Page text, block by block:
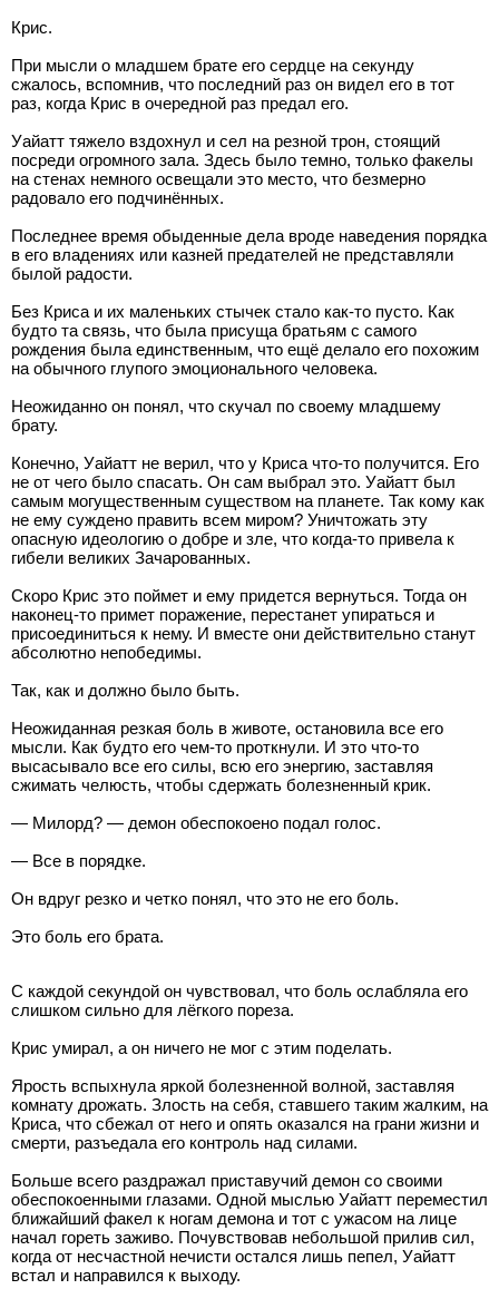
Крис.
При мысли о младшем брате его сердце на секунду
сжалось, вспомнив, что последний раз он видел его в тот
раз, когда Крис в очередной раз предал его.
Уайатт тяжело вздохнул и сел на резной трон, стоящий
посреди огромного зала. Здесь было темно, только факелы
на стенах немного освещали это место, что безмерно
радовало его подчинённых.
Последнее время обыденные дела вроде наведения порядка
в его владениях или казней предателей не представляли
былой радости.
Без Криса и их маленьких стычек стало как-то пусто. Как
будто та связь, что была присуща братьям с самого
рождения была единственным, что ещё делало его похожим
на обычного глупого эмоционального человека.
Неожиданно он понял, что скучал по своему младшему
брату.
Конечно, Уайатт не верил, что у Криса что-то получится. Его
не от чего было спасать. Он сам выбрал это. Уайатт был
самым могущественным существом на планете. Так кому как
не ему суждено править всем миром? Уничтожать эту
опасную идеологию о добре и зле, что когда-то привела к
гибели великих Зачарованных.
Скоро Крис это поймет и ему придется вернуться. Тогда он
наконец-то примет поражение, перестанет упираться и
присоединиться к нему. И вместе они действительно станут
абсолютно непобедимы.
Так, как и должно было быть.
Неожиданная резкая боль в животе, остановила все его
мысли. Как будто его чем-то проткнули. И это что-то
высасывало все его силы, всю его энергию, заставляя
сжимать челюсть, чтобы сдержать болезненный крик.
— Милорд? — демон обеспокоено подал голос.
— Все в порядке.
Он вдруг резко и четко понял, что это не его боль.
Это боль его брата.
С каждой секундой он чувствовал, что боль ослабляла его
слишком сильно для лёгкого пореза.
Крис умирал, а он ничего не мог с этим поделать.
Ярость вспыхнула яркой болезненной волной, заставляя
комнату дрожать. Злость на себя, ставшего таким жалким, на
Криса, что сбежал от него и опять оказался на грани жизни и
смерти, разъедала его контроль над силами.
Больше всего раздражал приставучий демон со своими
обеспокоенными глазами. Одной мыслью Уайатт переместил
ближайший факел к ногам демона и тот с ужасом на лице
начал гореть заживо. Почувствовав небольшой прилив сил,
когда от несчастной нечисти остался лишь пепел, Уайатт
встал и направился к выходу.